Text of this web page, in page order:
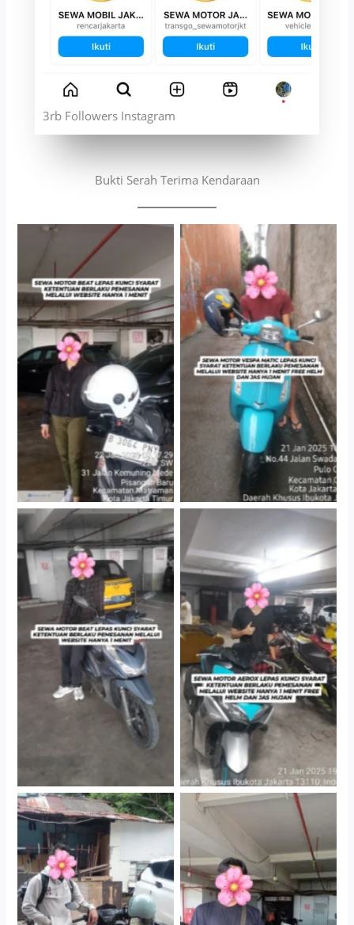
3rb Followers Instagram
Bukti Serah Terima Kendaraan
Cityplaza Jatinegara
Gedung Parkir P6A
Antar Jemput Kendaraan
Cityplaza Jatinegara
Gedung Parkir P6A
Cityplaza Jatinegara
Gedung Parkir P6A
Cityplaza Jatinegara